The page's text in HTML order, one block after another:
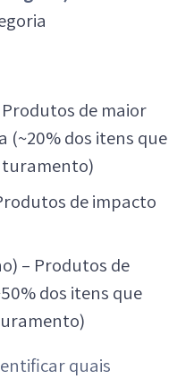
de maior
(~20% dos itens que
de impacto
– Produtos de
dos itens que
quais